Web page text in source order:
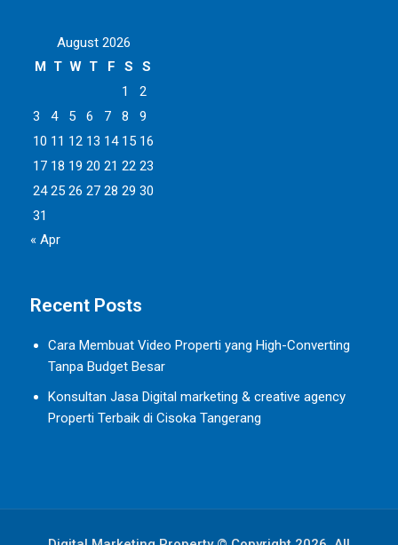
August 2026
M T W T F S
S
1
2
3
4 5 6 7 8
9
10 11 12 13 14 15 16
17 18 19 20 21 22 23
24 25 26 27 28 29 30
31
« Apr
Recent Posts
Cara Membuat Video Properti yang High-Converting
Tanpa Budget Besar
Konsultan Jasa Digital marketing & creative agency
Properti Terbaik di Cisoka Tangerang